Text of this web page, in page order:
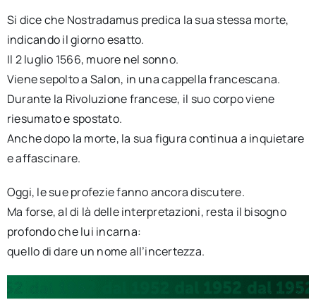
Si dice che Nostradamus predica la sua stessa morte,
indicando il giorno esatto.
Il 2 luglio 1566, muore nel sonno.
Viene sepolto a Salon, in una cappella francescana.
Durante la Rivoluzione francese, il suo corpo viene
riesumato e spostato.
Anche dopo la morte, la sua figura continua a inquietare
e affascinare.
Oggi, le sue profezie fanno ancora discutere.
Ma forse, al di là delle interpretazioni, resta il bisogno
profondo che lui incarna:
quello di dare un nome all’incertezza.